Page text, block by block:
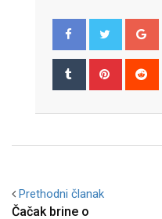
Tumblr Pinterest
Prethodni članak
Čačak brine o